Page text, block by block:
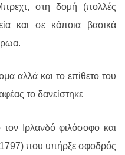
στη δομή (πολλές
και σε κάποια βασικά
αλλά και το επίθετο του
το δανείστηκε
Ιρλανδό φιλόσοφο και
που υπήρξε σφοδρός